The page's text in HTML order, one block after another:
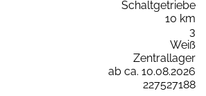
Schaltgetriebe
10 km
3
Weiß
Zentrallager
ab ca. 10.08.2026
227527188